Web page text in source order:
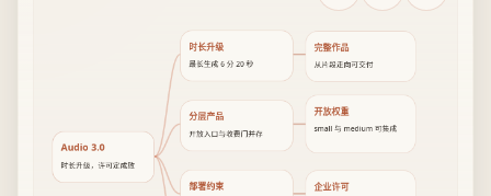
Audio 3.0
时长升级，许可定成败
时长升级
最长生成 6 分 20 秒
完整作品
从片段走向可交付
分层产品
开放入口与收费门并存
开放权重
small 与 medium 可集成
部署约束 企业许可